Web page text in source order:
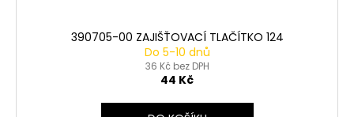
390705-00 ZAJIŠŤOVACÍ TLAČÍTKO 124
Do 5-10 dnů
36 Kč bez DPH
44 Kč